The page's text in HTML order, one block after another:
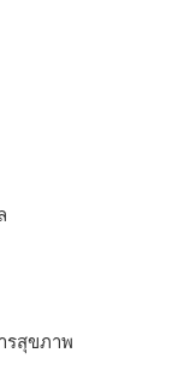
รสุขภาพ